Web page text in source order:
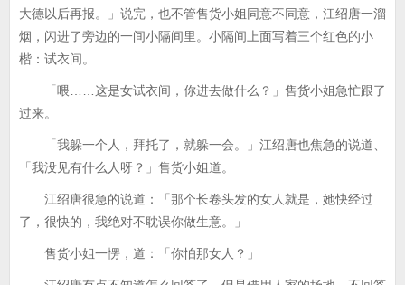
大德以后再报。」说完，也不管售货小姐同意不同意，江绍唐一溜
烟，闪进了旁边的一间小隔间里。小隔间上面写着三个红色的小
楷：试衣间。
「喂……这是女试衣间，你进去做什么？」售货小姐急忙跟了
过来。
「我躲一个人，拜托了，就躲一会。」江绍唐也焦急的说道、
「我没见有什么人呀？」售货小姐道。
江绍唐很急的说道：「那个长卷头发的女人就是，她快经过
了，很快的，我绝对不耽误你做生意。」
售货小姐一愣，道：「你怕那女人？」